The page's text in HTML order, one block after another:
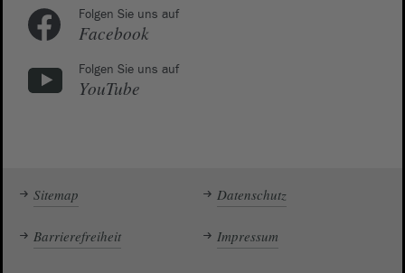
Folgen Sie uns auf
Facebook
Folgen Sie uns auf
YouTube
Sitemap Datenschutz
Barrierefreiheit Impressum